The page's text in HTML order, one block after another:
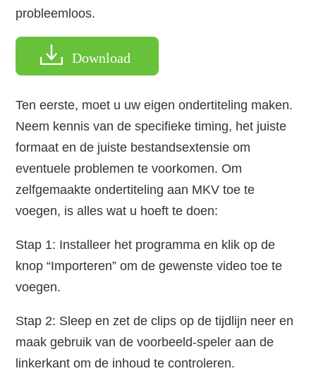
probleemloos.
Download
Ten eerste, moet u uw eigen ondertiteling maken.
Neem kennis van de specifieke timing, het juiste
formaat en de juiste bestandsextensie om
eventuele problemen te voorkomen. Om
zelfgemaakte ondertiteling aan MKV toe te
voegen, is alles wat u hoeft te doen:
Stap 1: Installeer het programma en klik op de
knop “Importeren” om de gewenste video toe te
voegen.
Stap 2: Sleep en zet de clips op de tijdlijn neer en
maak gebruik van de voorbeeld-speler aan de
linkerkant om de inhoud te controleren.